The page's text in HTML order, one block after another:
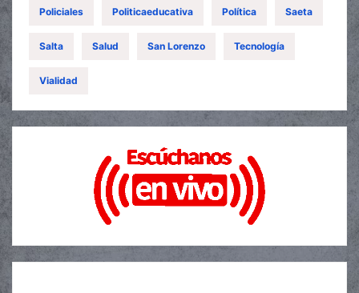
Policiales Politicaeducativa Política Saeta
Salta Salud San Lorenzo Tecnología
Vialidad